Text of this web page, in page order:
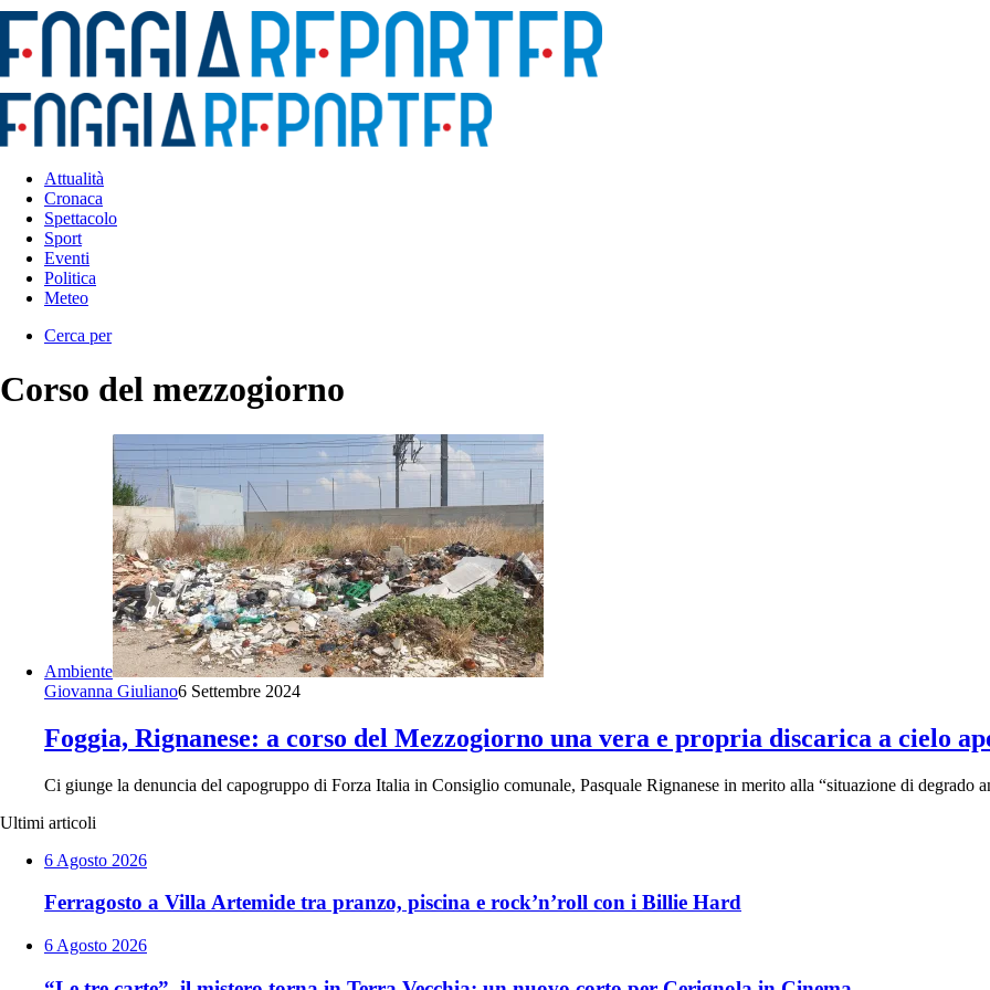
Attualità
Cronaca
Spettacolo
Sport
Eventi
Politica
Meteo
Cerca per
Corso del mezzogiorno
Ambiente
Giovanna Giuliano6 Settembre 2024
Foggia, Rignanese: a corso del Mezzogiorno una vera e propria discarica a cielo
Ci giunge la denuncia del capogruppo di Forza Italia in Consiglio comunale, Pasquale Rignanese in merito alla “situazione di degrado
Ultimi articoli
6 Agosto 2026
Ferragosto a Villa Artemide tra pranzo, piscina e rock’n’roll con i Billie Hard
6 Agosto 2026